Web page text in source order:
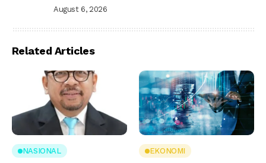
August 6, 2026
Related Articles
NASIONAL EKONOMI